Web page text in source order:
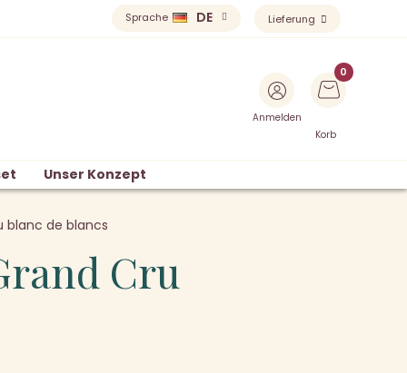
Sprache DE Lieferung
Anmelden
Korb
Unser Konzept
blanc de blancs
Cru